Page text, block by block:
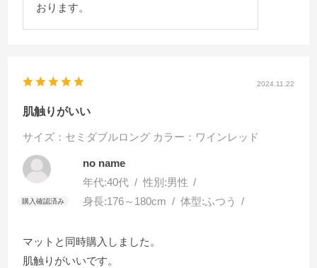
おります。
2024.11.22
肌触りがいい
サイズ：セミダブルロング カラー：ワインレッド
no name
年代:40代 性別:男性
身長:176～180cm 体型:ふつう
マットと同時購入しました。
肌触りがいいです。